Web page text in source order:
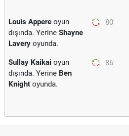
80'
Louis Appere oyun
dışında. Yerine Shayne
Lavery oyunda.
86'
Sullay Kaikai oyun
dışında. Yerine Ben
Knight oyunda.